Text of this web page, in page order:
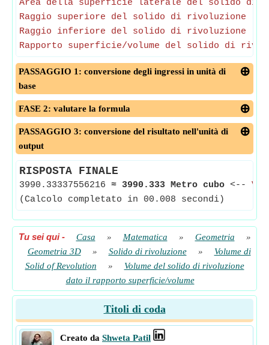
Area della superficie laterale del solido di
Raggio superiore del solido di rivoluzione
Raggio inferiore del solido di rivoluzione
Rapporto superficie/volume del solido di
PASSAGGIO 1: conversione degli ingressi in unità di
base
FASE 2: valutare la formula
PASSAGGIO 3: conversione del risultato nell'unità di
output
RISPOSTA FINALE
3990.33337556216 ≈ 3990.333 Metro cubo <--
(Calcolo completato in 00.008 secondi)
Tu sei qui- Casa » Matematica » Geometria
»
Geometria 3D
» Solido di rivoluzione »
Volume di
Solid of Revolution
»
Volume del solido di rivoluzione
dato il rapporto superficie/volume
Titoli di coda
Creato da Shweta Patil